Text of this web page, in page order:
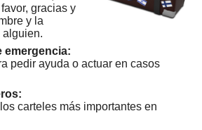
gracias y
y la
alguien.
emergencia:
pedir ayuda o actuar en casos
carteles más importantes en